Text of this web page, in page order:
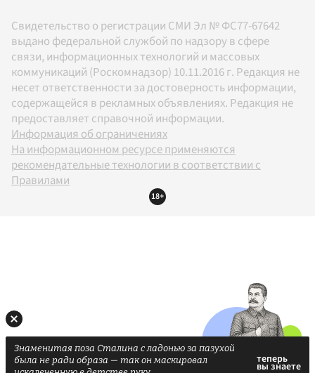
Свидетельство о регистрации СМИ Эл № ФС77-67642
выдано федеральной службой по надзору в сфере
связи, информационных технологий и массовых
коммуникаций (Роскомнадзор) 10.11.2016 г. Редакция не
несет ответственности за достоверность информации,
содержащейся в рекламных объявлениях. Редакция не
предоставляет справочной информации.
Информация об ограничениях
На информационном ресурсе применяются
рекомендательные технологии в соответствии с
Правилами
18+
Знаменитая поза Сталина с ладонью за пазухой
была не ради образа — так он маскировал